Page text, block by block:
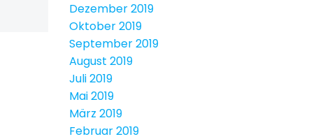
Dezember 2019
Oktober 2019
September 2019
August 2019
Juli 2019
Mai 2019
März 2019
Februar 2019